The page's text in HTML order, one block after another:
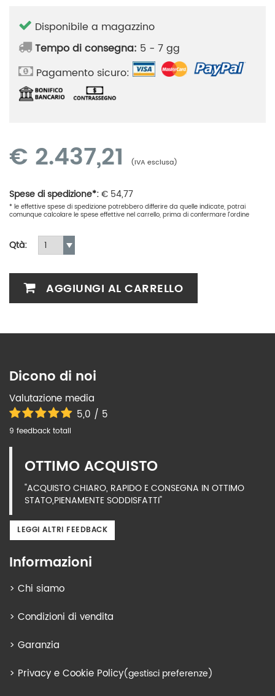
Disponibile a magazzino
Tempo di consegna: 5 - 7 gg
Pagamento sicuro:
€ 2.437,21 (IVA esclusa)
Spese di spedizione*:€ 54,77
* le effettive spese di spedizione potrebbero differire da quelle indicate, potrai
comunque calcolare le spese effettive nel carrello, prima di confermare l'ordine
Qtà:
AGGIUNGI AL CARRELLO
Dicono di noi
Valutazione media
5,0 / 5
9 feedback totali
OTTIMO ACQUISTO
"ACQUISTO CHIARO, RAPIDO E CONSEGNA IN OTTIMO
STATO,PIENAMENTE SODDISFATTI"
LEGGI ALTRI FEEDBACK
Informazioni
> Chi siamo
> Condizioni di vendita
> Garanzia
> Privacy e Cookie Policy(gestisci preferenze)